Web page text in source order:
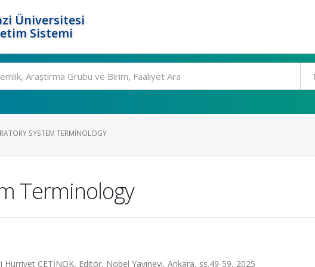
Üniversitesi
Sistemi
SYSTEM TERMINOLOGY
Terminology
ÇETİNOK, Editör, Nobel Yayınevi, Ankara, ss.49-59, 2025